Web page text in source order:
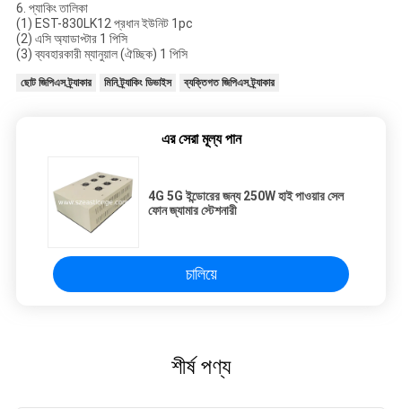
6. প্যাকিং তালিকা
(1) EST-830LK12 প্রধান ইউনিট 1pc
(2) এসি অ্যাডাপ্টার 1 পিসি
(3) ব্যবহারকারী ম্যানুয়াল (ঐচ্ছিক) 1 পিসি
ছোট জিপিএস ট্র্যাকার মিনি ট্র্যাকিং ডিভাইস ব্যক্তিগত জিপিএস ট্র্যাকার
এর সেরা মূল্য পান
4G 5G ইন্ডোরের জন্য 250W হাই পাওয়ার সেল
ফোন জ্যামার স্টেশনারী
চালিয়ে
শীর্ষ পণ্য